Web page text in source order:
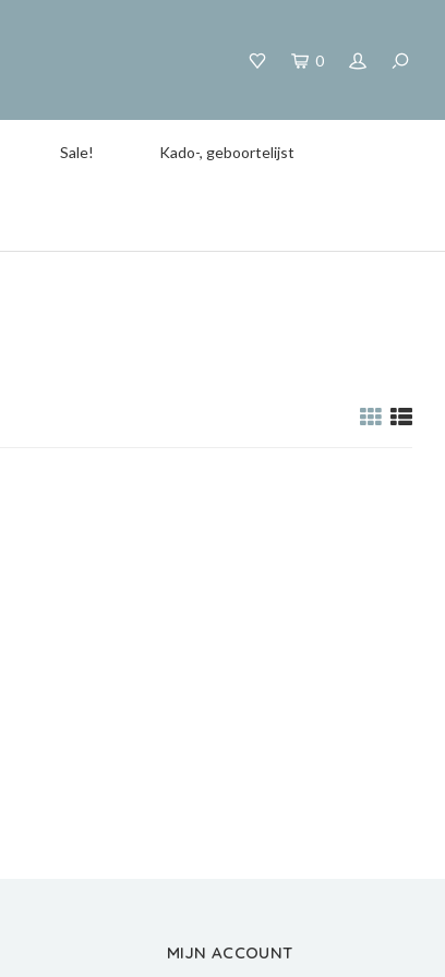
0
Sale! Kado-, geboortelijst
MIJN ACCOUNT